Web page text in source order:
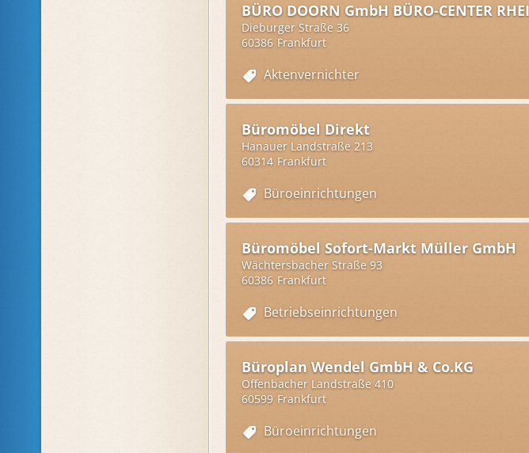
BÜRO DOORN GmbH BÜRO-CENTER
Dieburger Straße 36
60386 Frankfurt
Aktenvernichter
Büromöbel Direkt
Hanauer Landstraße 213
60314 Frankfurt
Büroeinrichtungen
Büromöbel Sofort-Markt Müller GmbH
Wächtersbacher Straße 93
60386 Frankfurt
Betriebseinrichtungen
Büroplan Wendel GmbH & Co.KG
Offenbacher Landstraße 410
60599 Frankfurt
Büroeinrichtungen